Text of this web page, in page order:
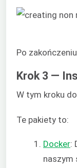
Po
Krok 3 —
W tym kroku
Te pakiety to:
Docker:
naszym